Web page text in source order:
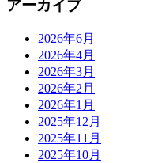
アーカイブ
2026年6月
2026年4月
2026年3月
2026年2月
2026年1月
2025年12月
2025年11月
2025年10月